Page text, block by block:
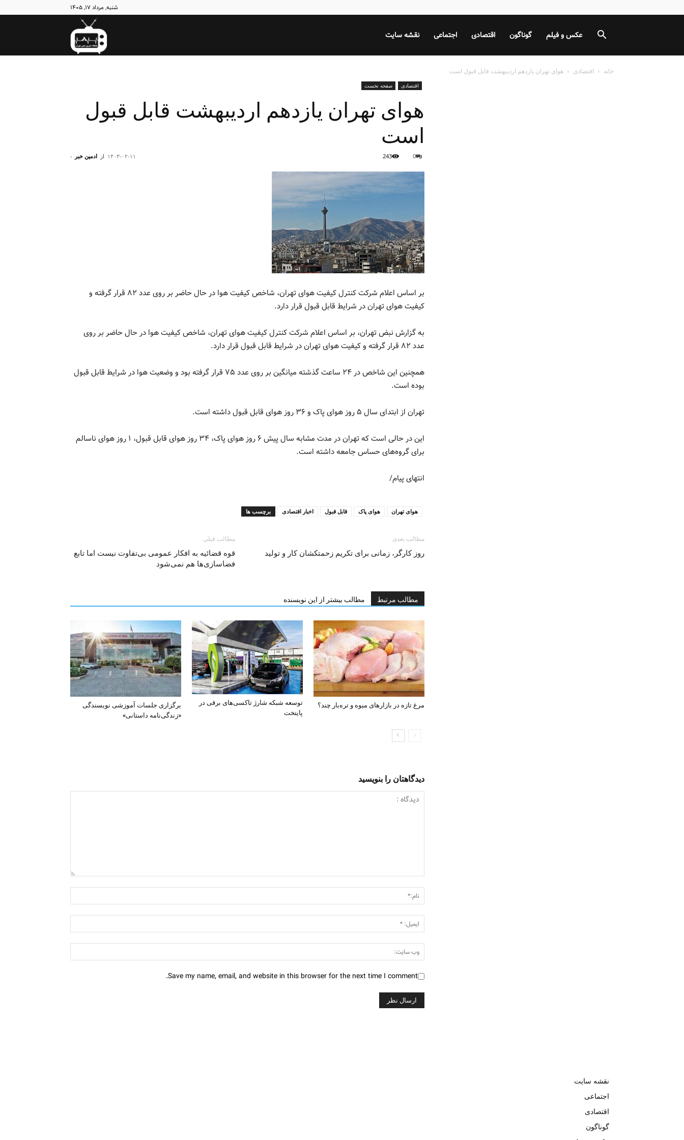
شنبه, مرداد ۱۷, ۱۴۰۵
نبض نقشه سایت اجتماعی اقتصادی گوناگون عکس و فیلم
خانه اقتصادی هوای تهران یازدهم اردیبهشت قابل قبول است
اقتصادی صفحه نخست
هوای تهران یازدهم اردیبهشت قابل قبول
است
از ادمین خبر - ۱۴۰۳-۰۲-۱۱ 0
243
بر اساس اعلام شرکت کنترل کیفیت هوای تهران، شاخص کیفیت هوا در حال حاضر بر روی عدد ۸۲ قرار گرفته و
کیفیت هوای تهران در شرایط قابل قبول قرار دارد.
به گزارش نبض تهران، بر اساس اعلام شرکت کنترل کیفیت هوای تهران، شاخص کیفیت هوا در حال حاضر بر روی
عدد ۸۲ قرار گرفته و کیفیت هوای تهران در شرایط قابل قبول قرار دارد.
همچنین این شاخص در ۲۴ ساعت گذشته میانگین بر روی عدد ۷۵ قرار گرفته بود و وضعیت هوا در شرایط قابل قبول
بوده است.
تهران از ابتدای سال ۵ روز هوای پاک و ۳۶ روز هوای قابل قبول داشته است.
این در حالی است که تهران در مدت مشابه سال پیش ۶ روز هوای پاک، ۳۴ روز هوای قابل قبول، ۱ روز هوای ناسالم
برای گروه‌های حساس جامعه داشته است.
انتهای پیام/
برچسب ها اخبار اقتصادی قابل قبول هوای پاک هوای تهران
مطالب قبلی
قوه قضائیه به افکار عمومی بی‌تفاوت نیست اما تابع
فضاسازی‌ها هم نمی‌شود
مطالب بعدی
روز کارگر، زمانی برای تکریم زحمتکشان کار و تولید
مطالب مرتبط مطالب بیشتر از این نویسنده
برگزاری جلسات آموزشی نویسندگی
«زندگی‌نامه داستانی»
توسعه شبکه شارژ تاکسی‌های برقی در
پایتخت
مرغ تازه در بازارهای میوه و تره‌بار چند؟
دیدگاهتان را بنویسید
Save my name, email, and website in this browser for the next time I comment.
نقشه سایت
اجتماعی
اقتصادی
گوناگون